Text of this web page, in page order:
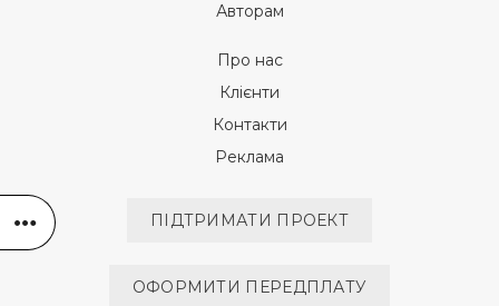
Авторам
Про нас
Клієнти
Контакти
Реклама
ПІДТРИМАТИ ПРОЕКТ
ОФОРМИТИ ПЕРЕДПЛАТУ